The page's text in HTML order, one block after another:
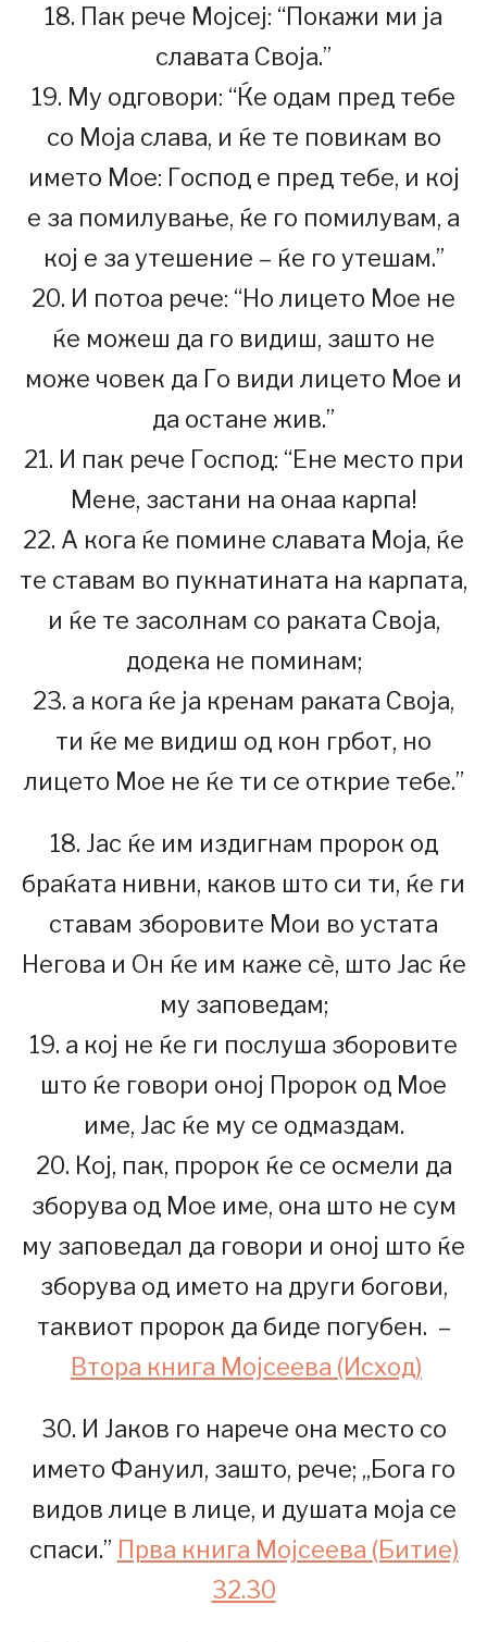
18. Пак рече Мојсеј: “Покажи ми ја
славата Своја.”
19. Му одговори: “Ќе одам пред тебе
со Моја слава, и ќе те повикам во
името Мое: Господ е пред тебе, и кој
е за помилување, ќе го помилувам, а
кој е за утешение – ќе го утешам.”
20. И потоа рече: “Но лицето Мое не
ќе можеш да го видиш, зашто не
може човек да Го види лицето Мое и
да остане жив.”
21. И пак рече Господ: “Ене место при
Мене, застани на онаа карпа!
22. А кога ќе помине славата Моја, ќе
те ставам во пукнатината на карпата,
и ќе те засолнам со раката Своја,
додека не поминам;
23. а кога ќе ја кренам раката Своја,
ти ќе ме видиш од кон грбот, но
лицето Мое не ќе ти се открие тебе.”
18. Јас ќе им издигнам пророк од
браќата нивни, каков што си ти, ќе ги
ставам зборовите Мои во устата
Негова и Он ќе им каже сè, што Јас ќе
му заповедам;
19. а кој не ќе ги послуша зборовите
што ќе говори оној Пророк од Мое
име, Јас ќе му се одмаздам.
20. Кој, пак, пророк ќе се осмели да
зборува од Мое име, она што не сум
му заповедал да говори и оној што ќе
зборува од името на други богови,
таквиот пророк да биде погубен. –
Втора книга Мојсеева (Исход)
30. И Јаков го нарече она место со
името Фануил, зашто, рече; „Бога го
видов лице в лице, и душата моја се
спаси.” Прва книга Мојсеева (Битие)
32.30